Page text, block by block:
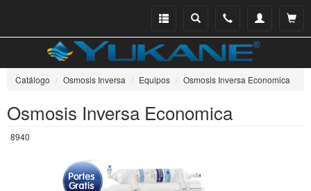
Ver
Mi
Teléfono
Buscar
Menu
Catálogo Osmosis Inversa Equipos Osmosis Inversa Economica
Osmosis Inversa Economica
8940